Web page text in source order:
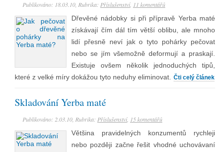
Publikováno: 18.03.10, Rubrika: Příslušenství, 11 komentářů
Dřevěné nádobky si při přípravě Yerba maté
získávají čím dál tím větší oblibu, ale mnoho
lidí přesně neví jak o tyto pohárky pečovat
nebo se jím všemožně deformují a praskají.
Existuje ovšem několik jednoduchých tipů,
které z velké míry dokážou tyto neduhy eliminovat.
Čti celý článek
Skladování Yerba maté
Publikováno: 2.03.10, Rubrika: Příslušenství, 15 komentářů
Většina pravidelných konzumentů rychleji
nebo později začne řešit vhodné uchovávaní